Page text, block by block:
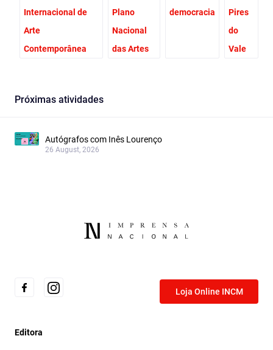
Internacional de
Arte
Contemporânea
Plano
Nacional
das Artes
democracia
Pires
do
Vale
Próximas atividades
Autógrafos com Inês Lourenço
26 August, 2026
Loja Online INCM
Editora